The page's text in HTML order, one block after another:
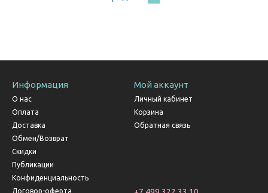
Информация
О нас
Оплата
Доставка
Обмен/Возврат
Скидки
Публикации
Конфиденциальность
Договор-оферта
Мой аккаунт
Личный кабинет
Корзина
Обратная связь